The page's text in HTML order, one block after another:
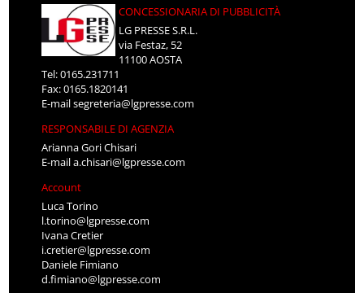
CONCESSIONARIA DI PUBBLICITÀ
LG PRESSE S.R.L.
via Festaz, 52
11100 AOSTA
Tel: 0165.231711
Fax: 0165.1820141
E-mailsegreteria@lgpresse.com
RESPONSABILE DI AGENZIA
Arianna Gori Chisari
E-maila.chisari@lgpresse.com
Account
Luca Torino
l.torino@lgpresse.com
Ivana Cretier
i.cretier@lgpresse.com
Daniele Fimiano
d.fimiano@lgpresse.com